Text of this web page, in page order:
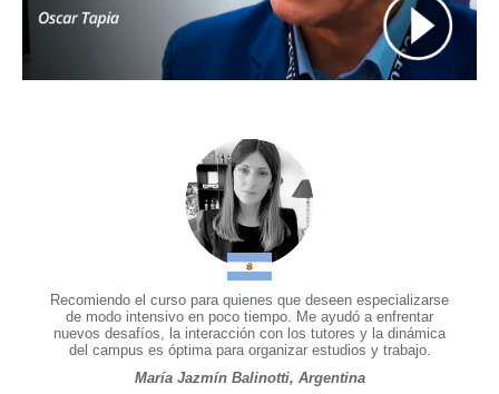
Recomiendo el curso para quienes que deseen especializarse
de modo intensivo en poco tiempo. Me ayudó a enfrentar
nuevos desafíos, la interacción con los tutores y la dinámica
del campus es óptima para organizar estudios y trabajo.
María Jazmín Balinotti, Argentina